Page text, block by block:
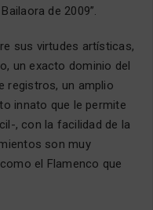
de 2009”.
sus virtudes artísticas,
un exacto dominio del
registros, un amplio
innato que le permite
, con la facilidad de la
son muy
el Flamenco que